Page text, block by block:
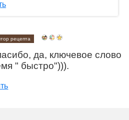
рецепта
да, ключевое слово
" быстро"))).